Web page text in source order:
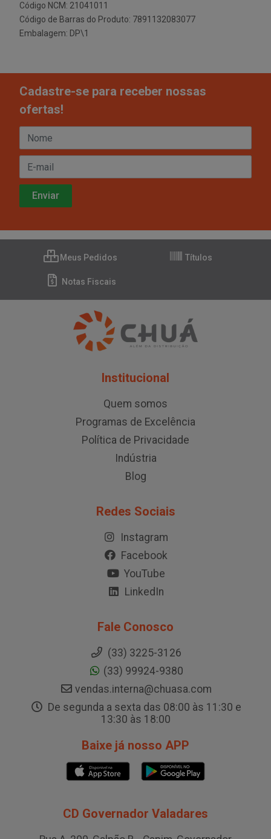
Código NCM: 21041011
Código de Barras do Produto: 7891132083077
Embalagem: DP\1
Cadastre-se para receber nossas
ofertas!
Meus Pedidos Títulos
Notas Fiscais
Institucional
Quem somos
Programas de Excelência
Política de Privacidade
Indústria
Blog
Redes Sociais
Instagram
Facebook
YouTube
LinkedIn
Fale Conosco
(33) 3225-3126
(33) 99924-9380
vendas.interna@chuasa.com
De segunda a sexta das 08:00 às 11:30 e
13:30 às 18:00
Baixe já nosso APP
CD Governador Valadares